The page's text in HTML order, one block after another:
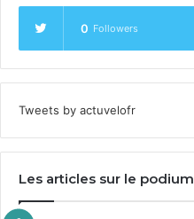
0 Followers
Tweets by actuvelofr
Les articles sur le podium